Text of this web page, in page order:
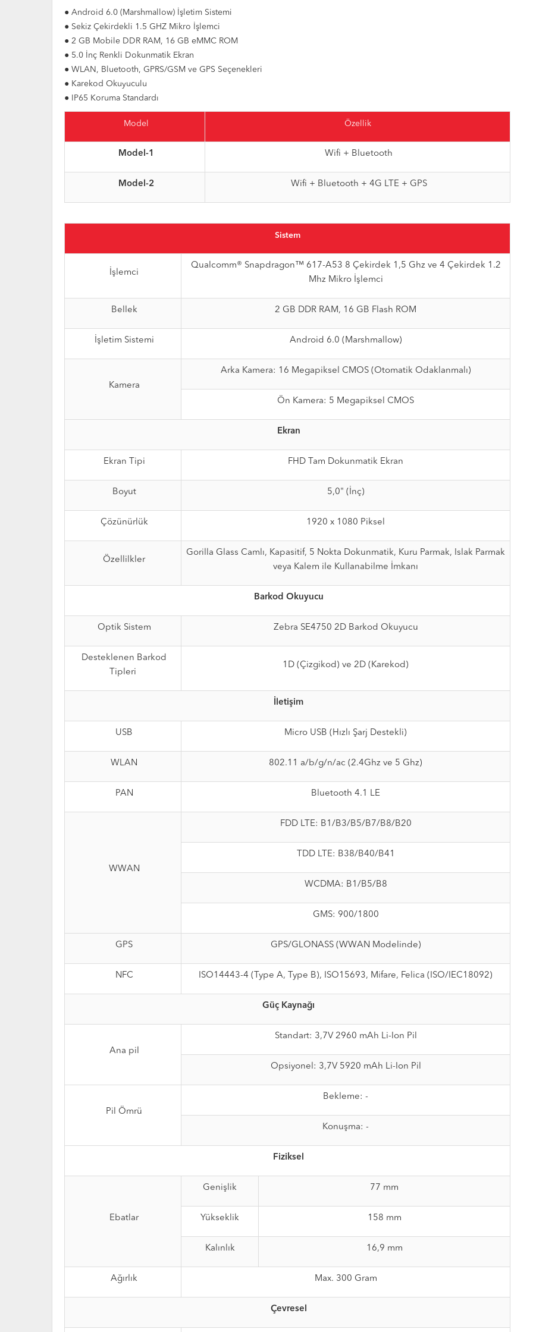
● Android 6.0 (Marshmallow) İşletim Sistemi
● Sekiz Çekirdekli 1.5 GHZ Mikro İşlemci
● 2 GB Mobile DDR RAM, 16 GB eMMC ROM
● 5.0 İnç Renkli Dokunmatik Ekran
● WLAN, Bluetooth, GPRS/GSM ve GPS Seçenekleri
● Karekod Okuyuculu
● IP65 Koruma Standardı
Model Özellik
Model-1 Wifi + Bluetooth
Model-2 Wifi + Bluetooth + 4G LTE + GPS
Sistem
İşlemci
Qualcomm® Snapdragon™ 617-A53 8 Çekirdek 1,5 Ghz ve 4 Çekirdek 1.2
Mhz Mikro İşlemci
Bellek 2 GB DDR RAM, 16 GB Flash ROM
İşletim Sistemi Android 6.0 (Marshmallow)
Kamera
Arka Kamera: 16 Megapiksel CMOS (Otomatik Odaklanmalı)
Ön Kamera: 5 Megapiksel CMOS
Ekran
Ekran Tipi FHD Tam Dokunmatik Ekran
Boyut 5,0" (İnç)
Çözünürlük 1920 x 1080 Piksel
Özellilkler
Gorilla Glass Camlı, Kapasitif, 5 Nokta Dokunmatik, Kuru Parmak, Islak Parmak
veya Kalem ile Kullanabilme İmkanı
Barkod Okuyucu
Optik Sistem Zebra SE4750 2D Barkod Okuyucu
Desteklenen Barkod
Tipleri
1D (Çizgikod) ve 2D (Karekod)
İletişim
USB Micro USB (Hızlı Şarj Destekli)
WLAN 802.11 a/b/g/n/ac (2.4Ghz ve 5 Ghz)
PAN Bluetooth 4.1 LE
WWAN
FDD LTE: B1/B3/B5/B7/B8/B20
TDD LTE: B38/B40/B41
WCDMA: B1/B5/B8
GMS: 900/1800
GPS GPS/GLONASS (WWAN Modelinde)
NFC ISO14443-4 (Type A, Type B), ISO15693, Mifare, Felica (ISO/IEC18092)
Güç Kaynağı
Ana pil
Standart: 3,7V 2960 mAh Li-Ion Pil
Opsiyonel: 3,7V 5920 mAh Li-Ion Pil
Pil Ömrü
Bekleme: -
Konuşma: -
Fiziksel
Ebatlar
Genişlik 77 mm
Yükseklik 158 mm
Kalınlık 16,9 mm
Ağırlık Max. 300 Gram
Çevresel